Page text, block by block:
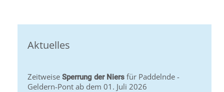
Aktuelles
Zeitweise Sperrung der Niers für Paddelnde -
Geldern-Pont ab dem 01. Juli 2026